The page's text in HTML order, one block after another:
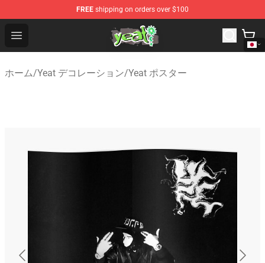
FREE shipping on orders over $100
Open menu
Yeat Shop - Official Yeat Merchandise Store
ホーム/Yeat デコレーション/Yeat ポスター